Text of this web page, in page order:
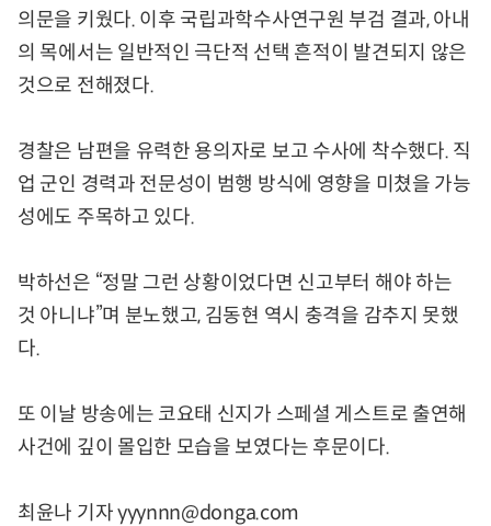
의문을 키웠다. 이후 국립과학수사연구원 부검 결과, 아내
의 목에서는 일반적인 극단적 선택 흔적이 발견되지 않은
것으로 전해졌다.
경찰은 남편을 유력한 용의자로 보고 수사에 착수했다. 직
업 군인 경력과 전문성이 범행 방식에 영향을 미쳤을 가능
성에도 주목하고 있다.
박하선은 “정말 그런 상황이었다면 신고부터 해야 하는
것 아니냐”며 분노했고, 김동현 역시 충격을 감추지 못했
다.
또 이날 방송에는 코요태 신지가 스페셜 게스트로 출연해
사건에 깊이 몰입한 모습을 보였다는 후문이다.
최윤나 기자 yyynnn@donga.com